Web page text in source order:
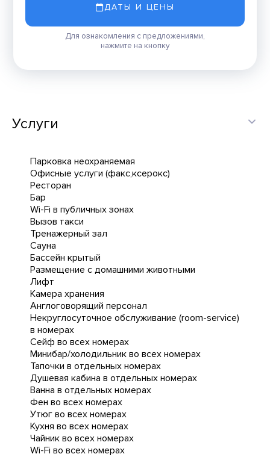
ДАТЫ И ЦЕНЫ
Для ознакомления с предложениями,
нажмите на кнопку
Услуги
Парковка неохраняемая
Офисные услуги (факс,ксерокс)
Ресторан
Бар
Wi-Fi в публичных зонах
Вызов такси
Тренажерный зал
Сауна
Бассейн крытый
Размещение с домашними животными
Лифт
Камера хранения
Англоговорящий персонал
Некруглосуточное обслуживание (room-service)
в номерах
Сейф во всех номерах
Минибар/холодильник во всех номерах
Тапочки в отдельных номерах
Душевая кабина в отдельных номерах
Ванна в отдельных номерах
Фен во всех номерах
Утюг во всех номерах
Кухня во всех номерах
Чайник во всех номерах
Wi-Fi во всех номерах